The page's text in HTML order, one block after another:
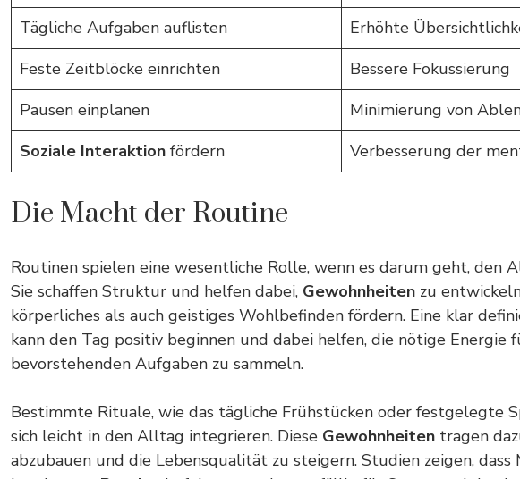
Tägliche Aufgaben auflisten
Erhöhte
Feste Zeitblöcke einrichten
Bessere Fokussierung
Pausen einplanen
Minimierung von
Soziale Interaktion fördern Verbesserung der
Die Macht der Routine
Routinen spielen eine wesentliche Rolle, wenn es darum geht, den
Sie schaffen Struktur und helfen dabei, Gewohnheiten zu
körperliches als auch geistiges Wohlbefinden fördern. Eine klar
kann den Tag positiv beginnen und dabei helfen, die nötige Energie
bevorstehenden Aufgaben zu sammeln.
Bestimmte Rituale, wie das tägliche Frühstücken oder festgelegte
sich leicht in den Alltag integrieren. Diese Gewohnheiten tragen
abzubauen und die Lebensqualität zu steigern. Studien zeigen, dass